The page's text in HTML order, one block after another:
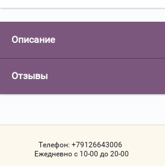
Описание
Отзывы
Телефон: +79126643006
Ежедневно с 10-00 до 20-00